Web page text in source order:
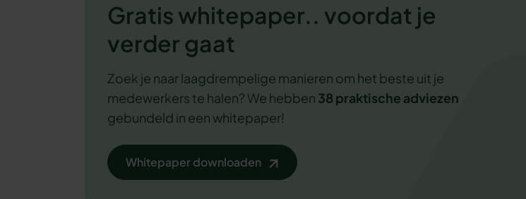
Gratis whitepaper.. voordat je
verder gaat
Zoek je naar laagdrempelige manieren om het beste uit je
medewerkers te halen? We hebben 38 praktische adviezen
gebundeld in een whitepaper!
Whitepaper downloaden